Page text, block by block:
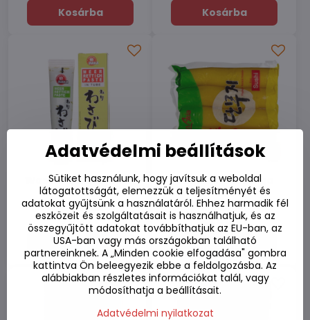
Kosárba Kosárba
Wasabi paszta japán
S&B 43 g
Készleten
760 Ft
Kosárba
Savanyított sárga
retek 1 kg
Készleten
2200 Ft
Kosárba
Adatvédelmi beállítások
Sütiket használunk, hogy javítsuk a weboldal
látogatottságát, elemezzük a teljesítményét és
adatokat gyűjtsünk a használatáról. Ehhez harmadik fél
eszközeit és szolgáltatásait is használhatjuk, és az
összegyűjtött adatokat továbbíthatjuk az EU-ban, az
USA-ban vagy más országokban található
partnereinknek. A „Minden cookie elfogadása" gombra
kattintva Ön beleegyezik ebbe a feldolgozásba. Az
alábbiakban részletes információkat talál, vagy
módosíthatja a beállításait.
Adatvédelmi nyilatkozat